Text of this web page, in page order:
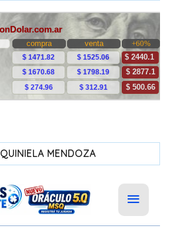
QUINIELA MENDOZA